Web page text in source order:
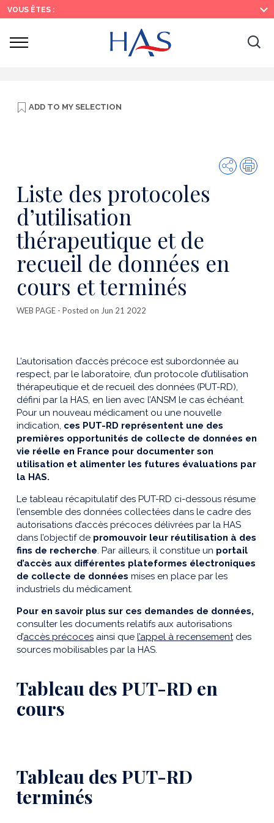
Search
Main
Menu
Main
Content
VOUS ÊTES :
Ouvrir
ADD TO MY SELECTION
Share
Liste des protocoles
d’utilisation
thérapeutique et de
recueil de données en
cours et terminés
WEB PAGE - Posted on Jun 21 2022
L’autorisation d’accès précoce est subordonnée au
respect, par le laboratoire, d’un protocole d’utilisation
thérapeutique et de recueil des données (PUT-RD),
défini par la HAS, en lien avec l’ANSM le cas échéant.
Pour un nouveau médicament ou une nouvelle
indication, ces PUT-RD représentent une des
premières opportunités de collecte de données en
vie réelle en France pour documenter son
utilisation et alimenter les futures évaluations par
la HAS.
Le tableau récapitulatif des PUT-RD ci-dessous résume
l’ensemble des données collectées dans le cadre des
autorisations d’accès précoces délivrées par la HAS
dans l’objectif de promouvoir leur réutilisation à des
fins de recherche. Par ailleurs, il constitue un portail
d’accès aux différentes plateformes électroniques
de collecte de données mises en place par les
industriels du médicament.
Pour en savoir plus sur ces demandes de données,
consulter les documents relatifs aux autorisations
d’accès précoces ainsi que l’appel à recensementdes
sources mobilisables par la HAS.
Tableau des PUT-RD en
cours
Tableau des PUT-RD
terminés